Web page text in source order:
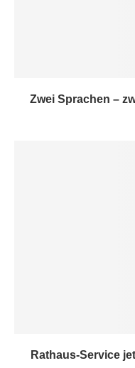
Zwei Sprachen –
Rathaus-Service